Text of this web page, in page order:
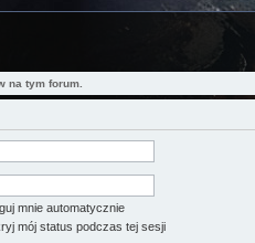
na tym forum.
mnie automatycznie
mój status podczas tej sesji